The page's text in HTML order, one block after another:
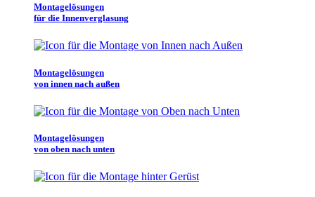
Montagelösungen
für die Innenverglasung
Montagelösungen
von innen nach außen
Montagelösungen
von oben nach unten